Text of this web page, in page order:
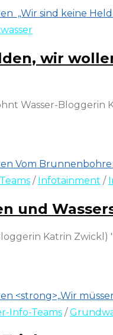
wir
Wasser-Bloggerin
/ Infotainment /
und
Katrin
Info-Teams /